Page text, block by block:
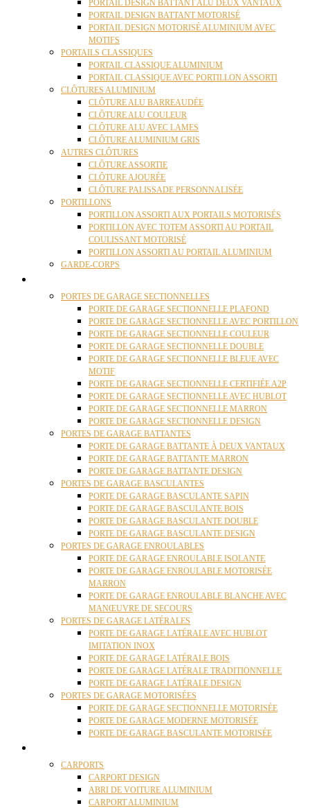
PORTAIL DESIGN BATTANT ALU DEUX VANTAUX
PORTAIL DESIGN BATTANT MOTORISÉ
PORTAIL DESIGN MOTORISÉ ALUMINIUM AVEC
MOTIFS
PORTAILS CLASSIQUES
PORTAIL CLASSIQUE ALUMINIUM
PORTAIL CLASSIQUE AVEC PORTILLON ASSORTI
CLÔTURES ALUMINIUM
CLÔTURE ALU BARREAUDÉE
CLÔTURE ALU COULEUR
CLÔTURE ALU AVEC LAMES
CLÔTURE ALUMINIUM GRIS
AUTRES CLÔTURES
CLÔTURE ASSORTIE
CLÔTURE AJOURÉE
CLÔTURE PALISSADE PERSONNALISÉE
PORTILLONS
PORTILLON ASSORTI AUX PORTAILS MOTORISÉS
PORTILLON AVEC TOTEM ASSORTI AU PORTAIL
COULISSANT MOTORISÉ
PORTILLON ASSORTI AU PORTAIL ALUMINIUM
GARDE-CORPS
PORTES DE GARAGE SECTIONNELLES
PORTE DE GARAGE SECTIONNELLE PLAFOND
PORTE DE GARAGE SECTIONNELLE AVEC PORTILLON
PORTE DE GARAGE SECTIONNELLE COULEUR
PORTE DE GARAGE SECTIONNELLE DOUBLE
PORTE DE GARAGE SECTIONNELLE BLEUE AVEC
MOTIF
PORTE DE GARAGE SECTIONNELLE CERTIFIÉE A2P
PORTE DE GARAGE SECTIONNELLE AVEC HUBLOT
PORTE DE GARAGE SECTIONNELLE MARRON
PORTE DE GARAGE SECTIONNELLE DESIGN
PORTES DE GARAGE BATTANTES
PORTE DE GARAGE BATTANTE À DEUX VANTAUX
PORTE DE GARAGE BATTANTE MARRON
PORTE DE GARAGE BATTANTE DESIGN
PORTES DE GARAGE BASCULANTES
PORTE DE GARAGE BASCULANTE SAPIN
PORTE DE GARAGE BASCULANTE BOIS
PORTE DE GARAGE BASCULANTE DOUBLE
PORTE DE GARAGE BASCULANTE DESIGN
PORTES DE GARAGE ENROULABLES
PORTE DE GARAGE ENROULABLE ISOLANTE
PORTE DE GARAGE ENROULABLE MOTORISÉE
MARRON
PORTE DE GARAGE ENROULABLE BLANCHE AVEC
MANŒUVRE DE SECOURS
PORTES DE GARAGE LATÉRALES
PORTE DE GARAGE LATÉRALE AVEC HUBLOT
IMITATION INOX
PORTE DE GARAGE LATÉRALE BOIS
PORTE DE GARAGE LATÉRALE TRADITIONNELLE
PORTE DE GARAGE LATÉRALE DESIGN
PORTES DE GARAGE MOTORISÉES
PORTE DE GARAGE SECTIONNELLE MOTORISÉE
PORTE DE GARAGE MODERNE MOTORISÉE
PORTE DE GARAGE BASCULANTE MOTORISÉE
CARPORTS
CARPORT DESIGN
ABRI DE VOITURE ALUMINIUM
CARPORT ALUMINIUM